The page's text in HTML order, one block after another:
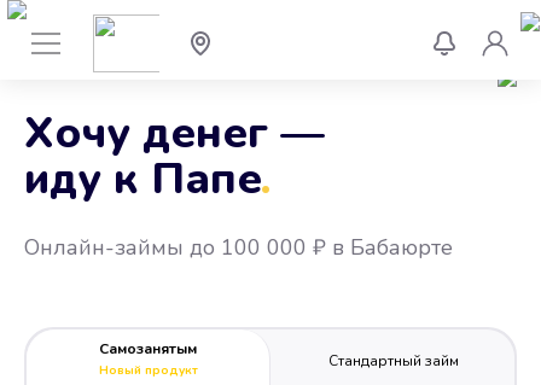
Хочу денег —
иду к Папе
.
Онлайн-займы до 100 000 ₽ в Бабаюрте
Самозанятым
Новый продукт
Стандартный займ